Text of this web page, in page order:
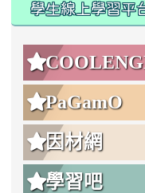
學生線上學習平
PaGamO
因材網
學習吧